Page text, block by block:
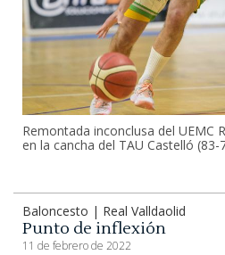
Remontada inconclusa del UEMC
en la cancha del TAU Castelló (83-
Baloncesto | Real Valldaolid
Punto de inflexión
11 de febrero de 2022